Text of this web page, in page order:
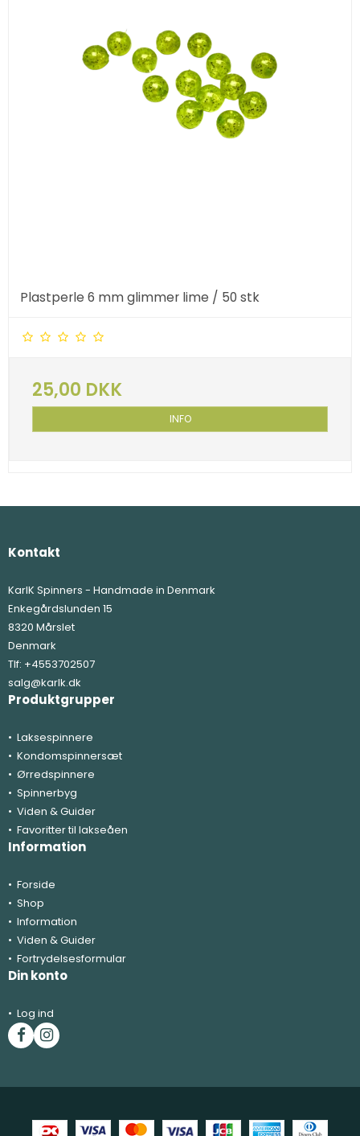
Plastperle 6 mm glimmer lime / 50 stk
25,00 DKK
INFO
Kontakt
KarlK Spinners - Handmade in Denmark
Enkegårdslunden 15
8320 Mårslet
Denmark
Tlf: +4553702507
salg@karlk.dk
Produktgrupper
Laksespinnere
Kondomspinnersæt
Ørredspinnere
Spinnerbyg
Viden & Guider
Favoritter til lakseåen
Information
Forside
Shop
Information
Viden & Guider
Fortrydelsesformular
Din konto
Log ind